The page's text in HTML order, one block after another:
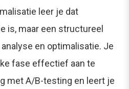
leer je dat
is, maar een structureel
en optimalisatie. Je
fase effectief aan te
met A/B-testing en leert je